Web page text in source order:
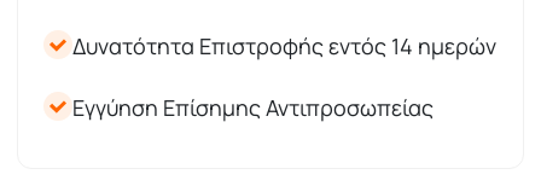
Δυνατότητα Επιστροφής εντός 14 ημερών
Εγγύηση Επίσημης Αντιπροσωπείας